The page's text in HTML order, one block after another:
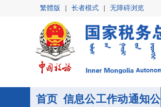
繁體版 长者模式 无障碍浏览
首页 信息公工作动通知公
首页